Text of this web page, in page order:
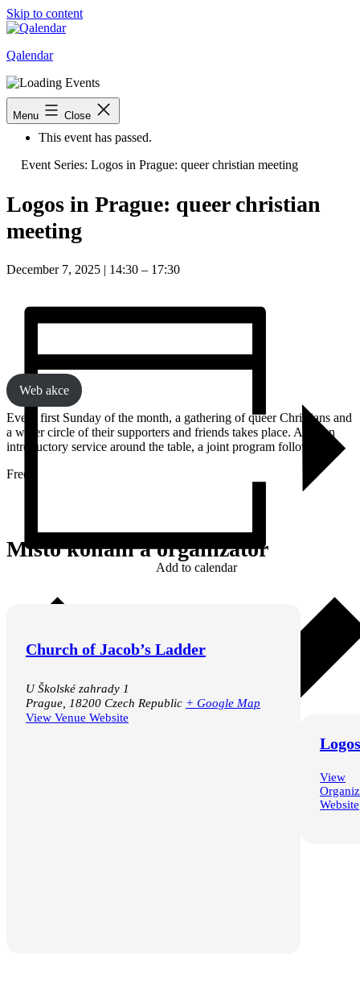
Skip to content
Qalendar
Menu Close
« All Events
This event has passed.
Event Series: Logos in Prague: queer christian meeting
Logos in Prague: queer christian
meeting
December 7, 2025 14:30 – 17:30
Add to calendar
Web akce
Every first Sunday of the month, a gathering of queer Christians and
a wider circle of their supporters and friends takes place. After an
introductory service around the table, a joint program follows.
Free
Místo konání a organizátor
Church of Jacob’s Ladder
U Školské zahrady 1
Prague, 18200 Czech Republic + Google Map
View Venue Website
Logos
View
Website